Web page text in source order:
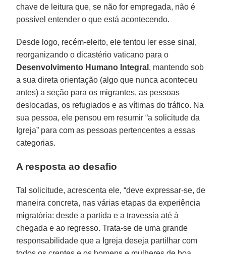
chave de leitura que, se não for empregada, não é
possível entender o que está acontecendo.
Desde logo, recém-eleito, ele tentou ler esse sinal,
reorganizando o dicastério vaticano para o
Desenvolvimento Humano Integral , mantendo sob
a sua direta orientação (algo que nunca aconteceu
antes) a seção para os migrantes, as pessoas
deslocadas, os refugiados e as vítimas do tráfico. Na
sua pessoa, ele pensou em resumir “a solicitude da
Igreja” para com as pessoas pertencentes a essas
categorias.
A resposta ao desafio
Tal solicitude, acrescenta ele, “deve expressar-se, de
maneira concreta, nas várias etapas da experiência
migratória: desde a partida e a travessia até à
chegada e ao regresso. Trata-se de uma grande
responsabilidade que a Igreja deseja partilhar com